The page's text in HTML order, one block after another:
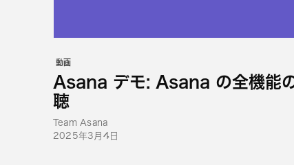
動画
Asana デモ: Asana の全機能
聴
Team Asana
2025年3月4日